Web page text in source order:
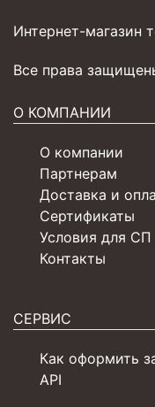
Интернет-магазин
Все права
О КОМПАНИИ
О компании
Партнерам
Доставка и
Сертификаты
Условия для СП
Контакты
СЕРВИС
Как оформить
API